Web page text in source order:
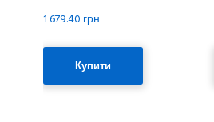
1 679.40 грн
Купити